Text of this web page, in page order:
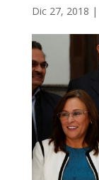
Dic 27, 2018 |